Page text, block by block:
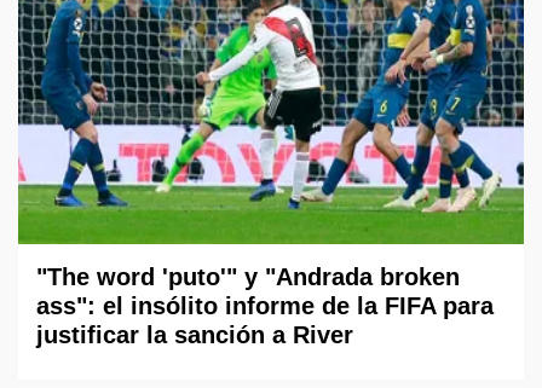
"The word 'puto'" y "Andrada broken
ass": el insólito informe de la FIFA para
justificar la sanción a River